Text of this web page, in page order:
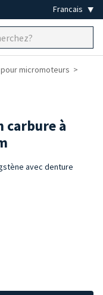
micromoteurs
carbure à
avec denture